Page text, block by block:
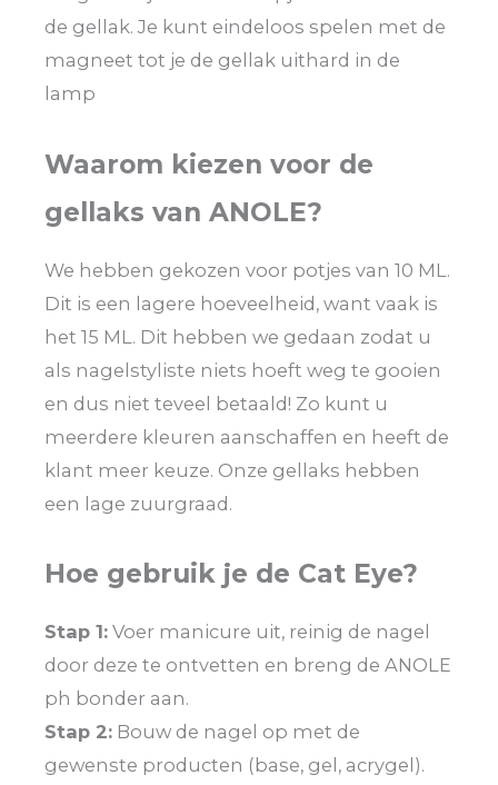
de gellak. Je kunt eindeloos spelen met de
magneet tot je de gellak uithard in de
lamp
Waarom kiezen voor de
gellaks van ANOLE?
We hebben gekozen voor potjes van 10 ML.
Dit is een lagere hoeveelheid, want vaak is
het 15 ML. Dit hebben we gedaan zodat u
als nagelstyliste niets hoeft weg te gooien
en dus niet teveel betaald! Zo kunt u
meerdere kleuren aanschaffen en heeft de
klant meer keuze. Onze gellaks hebben
een lage zuurgraad.
Hoe gebruik je de Cat Eye?
Stap 1: Voer manicure uit, reinig de nagel
door deze te ontvetten en breng de ANOLE
ph bonder aan.
Stap 2: Bouw de nagel op met de
gewenste producten (base, gel, acrygel).